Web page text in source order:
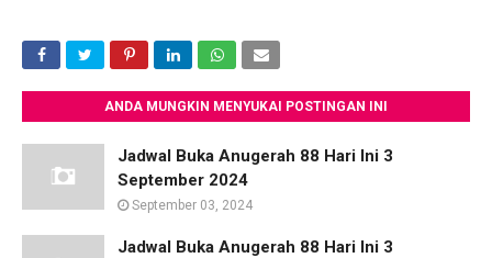
ANDA MUNGKIN MENYUKAI POSTINGAN INI
Jadwal Buka Anugerah 88 Hari Ini 3
September 2024
September 03, 2024
Jadwal Buka Anugerah 88 Hari Ini 3